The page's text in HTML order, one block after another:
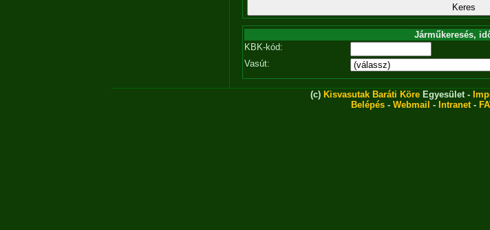
Járműkeresés,
KBK-kód:
Vasút:
(c) Kisvasutak Baráti Köre Egyesület -
Belépés - Webmail - Intranet-